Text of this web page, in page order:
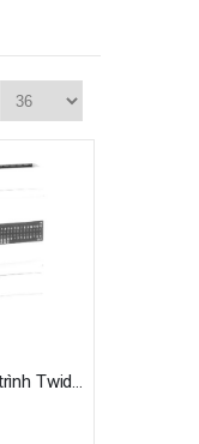
Bộ điều khiển lập trình Twido 9 Input 7 Output 100-240VAC